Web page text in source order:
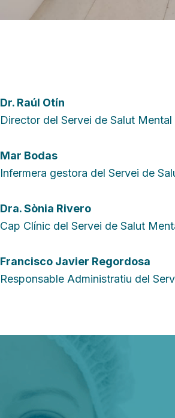
Dr. Raúl Otín
Director del Servei de Salut
Mar Bodas
Infermera gestora del Servei de
Dra. Sònia Rivero
Cap Clínic del Servei de Salut
Francisco Javier Regordosa
Responsable Administratiu del